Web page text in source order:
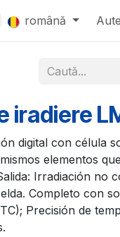
română
iradiere
digital con célula
elementos
Irradiación no
Completo con
Precisión de